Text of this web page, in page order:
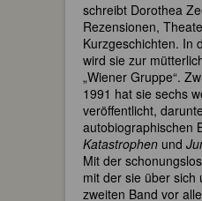
schreibt Dorothea
Rezensionen,
Kurzgeschichten. In
wird sie zur
„Wiener Gruppe“.
1991 hat sie sechs
veröffentlicht,
autobiographischen
Katastrophen und
Mit der
mit der sie über sich
zweiten Band vor